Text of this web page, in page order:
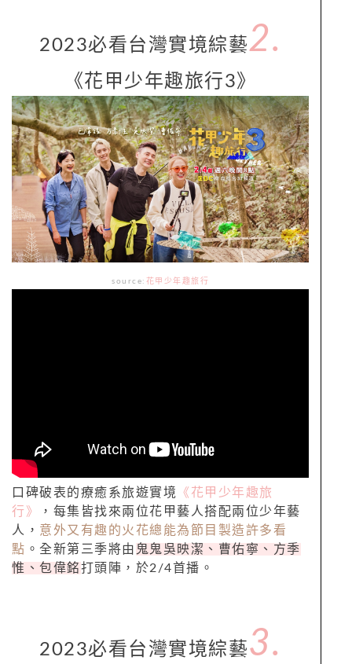
2023必看台灣實境綜藝2.
《花甲少年趣旅行3》
source: 花甲少年趣旅行
口碑破表的療癒系旅遊實境 《花甲少年趣旅
行》
，每集皆找來兩位花甲藝人搭配兩位少年藝
人， 意外又有趣的火花總能為節目製造許多看
點 。全新第三季將由 鬼鬼吳映潔、曹佑寧、方季
惟、包偉銘打頭陣，於2/4首播。
2023必看台灣實境綜藝3.